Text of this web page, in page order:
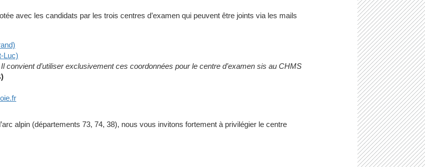
avec les candidats par les trois centres d’examen qui peuvent être joints via les mails
Luc)
Il convient d’utiliser exclusivement ces coordonnées pour le centre d’examen sis au CHMS
alpin (départements 73, 74, 38), nous vous invitons fortement à privilégier le centre